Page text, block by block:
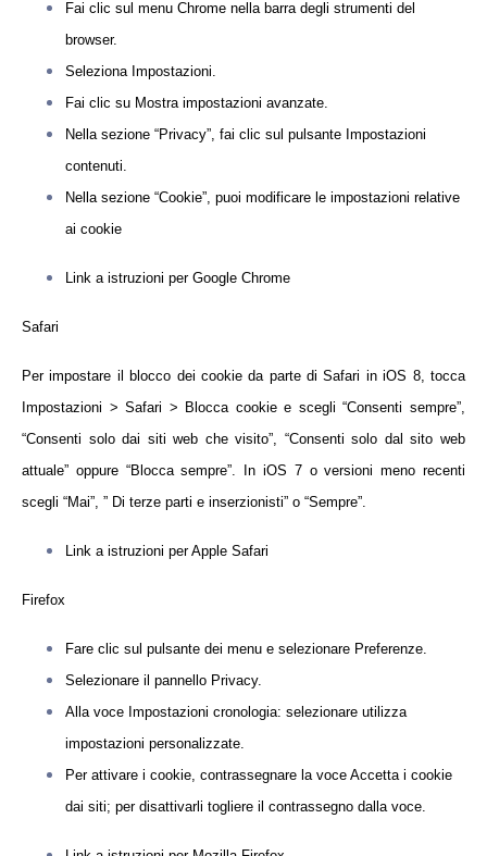
Fai clic sul menu Chrome nella barra degli strumenti del
browser.
Seleziona Impostazioni.
Fai clic su Mostra impostazioni avanzate.
Nella sezione “Privacy”, fai clic sul pulsante Impostazioni
contenuti.
Nella sezione “Cookie”, puoi modificare le impostazioni relative
ai cookie
Link a istruzioni per Google Chrome
Safari
Per impostare il blocco dei cookie da parte di Safari in iOS 8, tocca
Impostazioni > Safari > Blocca cookie e scegli “Consenti sempre”,
“Consenti solo dai siti web che visito”, “Consenti solo dal sito web
attuale” oppure “Blocca sempre”. In iOS 7 o versioni meno recenti
scegli “Mai”, ” Di terze parti e inserzionisti” o “Sempre”.
Link a istruzioni per Apple Safari
Firefox
Fare clic sul pulsante dei menu e selezionare Preferenze.
Selezionare il pannello Privacy.
Alla voce Impostazioni cronologia: selezionare utilizza
impostazioni personalizzate.
Per attivare i cookie, contrassegnare la voce Accetta i cookie
dai siti; per disattivarli togliere il contrassegno dalla voce.